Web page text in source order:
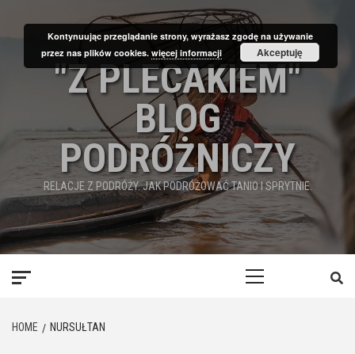
"Z PLECAKIEM"
BLOG
PODRÓŻNICZY
RELACJE Z PODRÓŻY. JAK PODRÓŻOWAĆ TANIO I SPRYTNIE.
HOME NURSUŁTAN
Kontynuując przeglądanie strony, wyrażasz zgodę na używanie
przez nas plików cookies.więcej informacji Akceptuję